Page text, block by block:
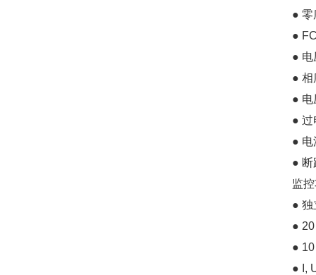
● 零
●
● 电
● 相
● 电
● 过
● 电
● 断
监
● 独
●
●
● I,